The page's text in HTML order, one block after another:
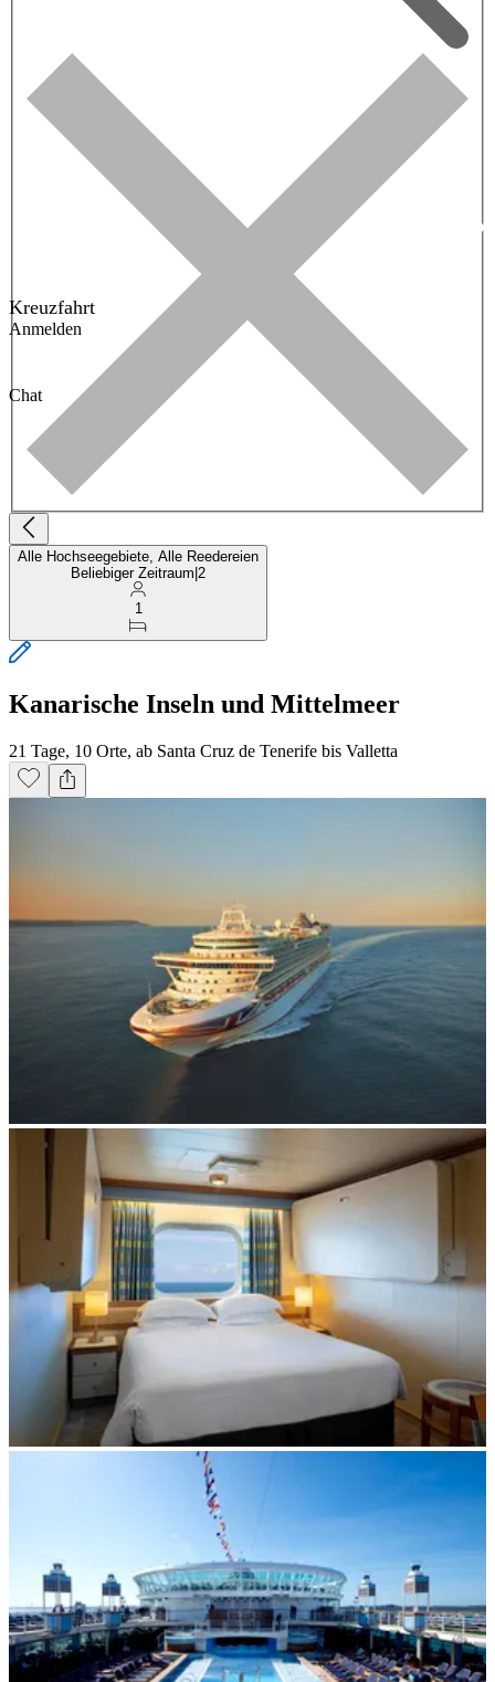
Kreuzfahrt
Anmelden
Chat
Alle Hochseegebiete, Alle Reedereien
Beliebiger Zeitraum 2
1
Kanarische Inseln und Mittelmeer
21 Tage, 10 Orte, ab Santa Cruz de Tenerife bis Valletta